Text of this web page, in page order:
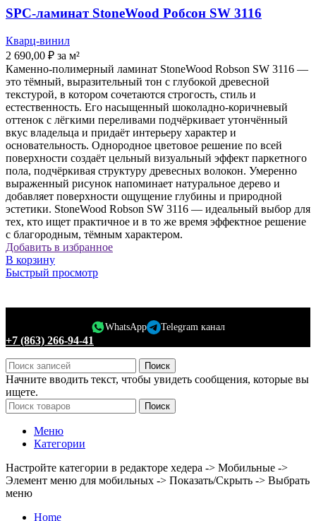
SPC-ламинат StoneWood Робсон SW 3116
Кварц-винил
2 690,00 ₽ за м²
Каменно-полимерный ламинат StoneWood Robson SW 3116 —
это тёмный, выразительный тон с глубокой древесной
текстурой, в котором сочетаются строгость, стиль и
естественность. Его насыщенный шоколадно-коричневый
оттенок с лёгкими переливами подчёркивает утончённый
вкус владельца и придаёт интерьеру характер и
основательность. Однородное цветовое решение по всей
поверхности создаёт цельный визуальный эффект паркетного
пола, подчёркивая структуру древесных волокон. Умеренно
выраженный рисунок напоминает натуральное дерево и
добавляет поверхности ощущение глубины и природной
эстетики. StoneWood Robson SW 3116 — идеальный выбор для
тех, кто ищет практичное и в то же время эффектное решение
с благородным, тёмным характером.
Добавить в избранное
В корзину
Быстрый просмотр
WhatsApp Telegram канал
+7 (863) 266-94-41
Поиск
Начните вводить текст, чтобы увидеть сообщения, которые вы
ищете.
Поиск
Меню
Категории
Настройте категории в редакторе хедера -> Мобильные ->
Элемент меню для мобильных -> Показать/Скрыть -> Выбрать
меню
Home